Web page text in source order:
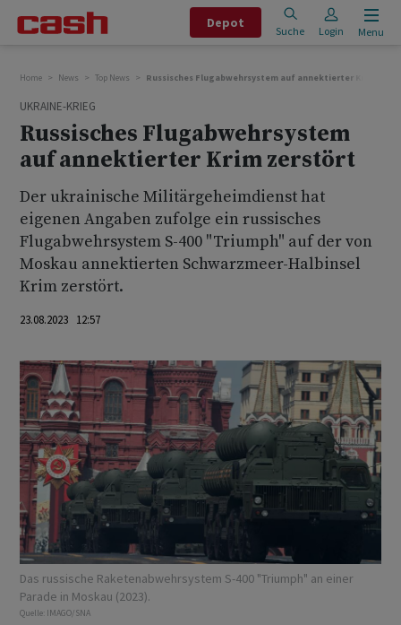
Depot
Suche Login Menu
Home News Top News Russisches Flugabwehrsystem auf annektierter Krim
UKRAINE-KRIEG
Russisches Flugabwehrsystem
auf annektierter Krim zerstört
Der ukrainische Militärgeheimdienst hat
eigenen Angaben zufolge ein russisches
Flugabwehrsystem S-400 "Triumph" auf der von
Moskau annektierten Schwarzmeer-Halbinsel
Krim zerstört.
23.08.2023 12:57
Das russische Raketenabwehrsystem S-400 "Triumph" an einer
Parade in Moskau (2023).
Quelle: IMAGO/SNA